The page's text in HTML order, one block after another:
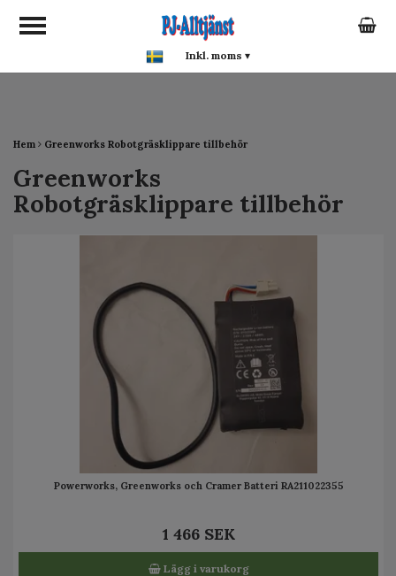
google-site-verification:
google0142a1f5f0015a93.html
Hem Greenworks Robotgräsklippare tillbehör
Greenworks
Robotgräsklippare tillbehör
Powerworks, Greenworks och Cramer Batteri RA211022355
1 466 SEK
Lägg i varukorg
Inkl. moms ▾